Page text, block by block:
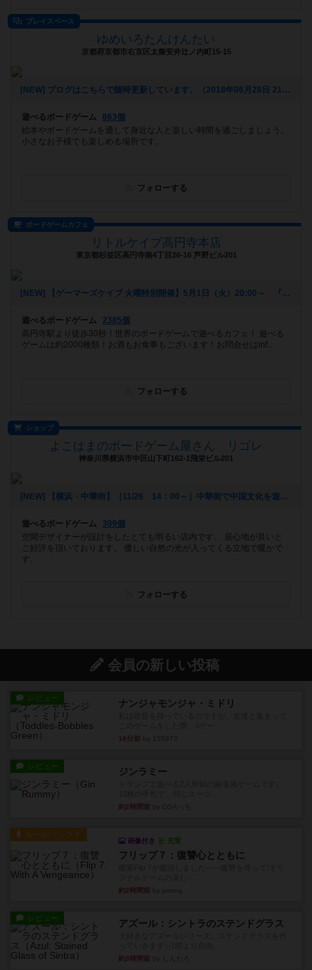
プレイスペース
ゆめいろたんけんたい
京都府京都市右京区太秦安井辻ノ内町15-15
[NEW] ブログはこちらで随時更新しています。（2018年06月28日 21時07分）
遊べるボードゲーム
863個
絵本やボードゲームを通して身近な人と楽しい時間を過ごしましょう。
小さなお子様でも楽しめる場所です。
フォローする
ボードゲームカフェ
リトルケイブ高円寺本店
東京都杉並区高円寺南4丁目26-16 芦野ビル201
[NEW] 【ゲーマーズケイブ 火曜特別開催】5月1日（火）20:00～ 『ロールプレイヤー』（2018年04月22日 18時42分）
遊べるボードゲーム
2385個
高円寺駅より徒歩30秒！世界のボードゲームで遊べるカフェ！ 遊べる
ゲームは約2000種類！お酒もお食事もございます！お問合せはinf...
フォローする
ショップ
よこはまのボードゲーム屋さん リゴレ
神奈川県横浜市中区山下町162-1飛栄ビル201
[NEW] 【横浜・中華街】［11/26 14：00～］中華街で中国文化を遊ぼう！～第１回 中国伝統ゲーム会～（2017年11月11日 17時41分）
遊べるボードゲーム
399個
空間デザイナーが設計をしたとても明るい店内です。 居心地が良いと
ご好評を頂いております。 優しい自然の光が入ってくる立地で暖かで
す。
フォローする
会員の新しい投稿
レビュー ナンジャモンジャ・ミドリ
16分前
レビュー ジンラミー
約2時間前
ルール/インスト
画像付き 充実
フリップ７：復讐心とともに
約2時間前
レビュー アズール：シントラのステンドグラス
約3時間前